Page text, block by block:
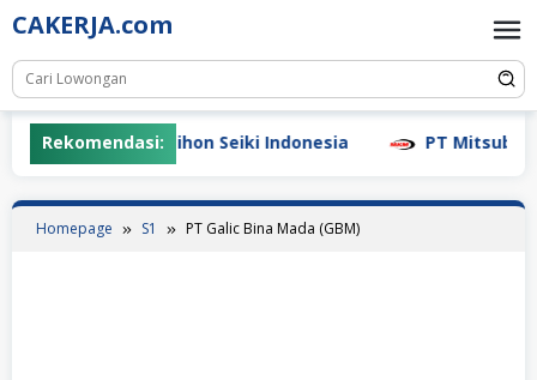
Skip
to
content
CAKERJA.com
Rekomendasi:
PT Nihon Seiki Indonesia PT Mitsubishi
Homepage S1 PT Galic Bina Mada (GBM)